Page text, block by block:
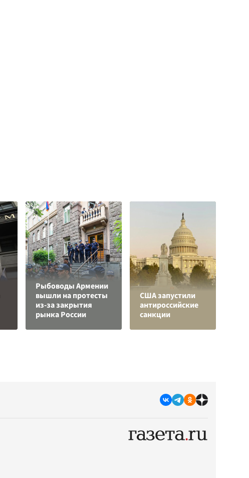
Рыбоводы Армении
вышли на протесты
из-за закрытия
рынка России
США запустили
антироссийские
санкции